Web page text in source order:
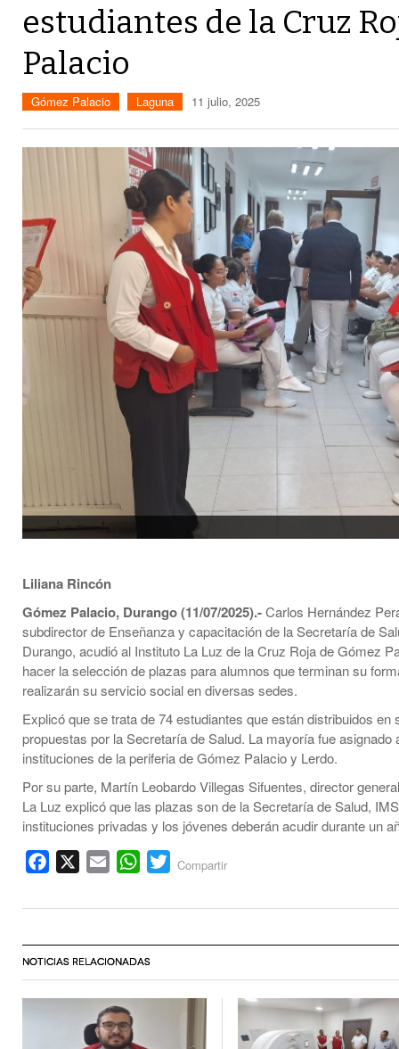
estudiantes de la Cruz
Palacio
Gómez Palacio Laguna 11 julio, 2025
Liliana Rincón
Gómez Palacio, Durango (11/07/2025).-Carlos Hernández
subdirector de Enseñanza y capacitación de la Secretaría de
Durango, acudió al Instituto La Luz de la Cruz Roja de Gómez
hacer la selección de plazas para alumnos que terminan su
realizarán su servicio social en diversas sedes.
Explicó que se trata de 74 estudiantes que están distribuidos en
propuestas por la Secretaría de Salud. La mayoría fue asignado
instituciones de la periferia de Gómez Palacio y Lerdo.
Por su parte, Martín Leobardo Villegas Sifuentes, director
La Luz explicó que las plazas son de la Secretaría de Salud,
instituciones privadas y los jóvenes deberán acudir durante un
Facebook Email WhatsApp
Twitter
Compartir
NOTICIAS RELACIONADAS